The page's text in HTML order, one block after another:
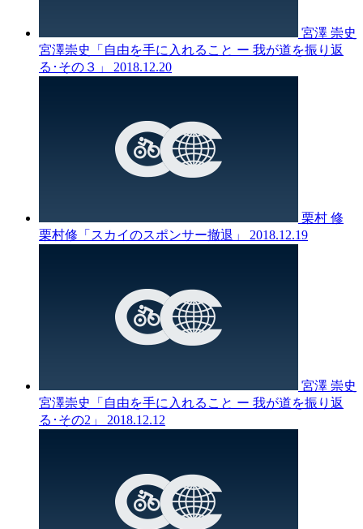
宮澤 崇史
宮澤崇史「自由を手に入れること ー 我が道を振り返
る･その３」
2018.12.20
栗村 修
栗村修「スカイのスポンサー撤退」
2018.12.19
宮澤 崇史
宮澤崇史「自由を手に入れること ー 我が道を振り返
る･その2」
2018.12.12